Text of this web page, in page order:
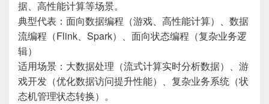
据、高性能计算等场景。
典型代表：面向数据编程（游戏、高性能计算）、数据
流编程（Flink、Spark）、面向状态编程（复杂业务逻
辑）
适用场景：大数据处理（流式计算实时分析数据）、游
戏开发（优化数据访问提升性能）、复杂业务系统（状
态机管理状态转换）。